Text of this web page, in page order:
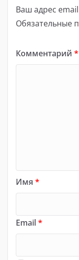
Ваш адрес
Обязательные
Комментарий *
Имя *
Email*